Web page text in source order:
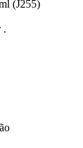
(J255)
.